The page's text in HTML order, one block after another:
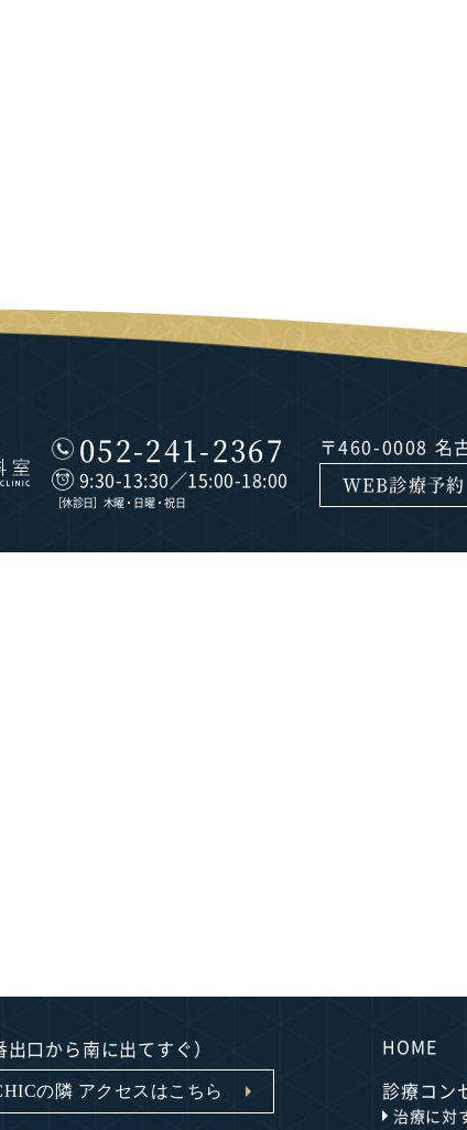
052-241-2367
9:30-13:30／15:00-18:00
［休診日］木曜・日曜・祝日
〒460-0008 名
WEB診療予約
口から南に出てすぐ）
の隣 アクセスはこちら
HOME
診療コン
治療に対